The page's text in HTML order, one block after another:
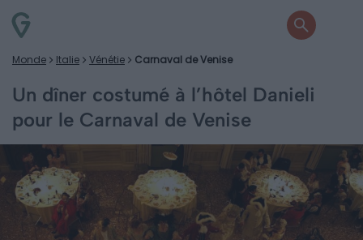
Monde Italie Vénétie Carnaval de Venise
Un dîner costumé à l’hôtel Danieli
pour le Carnaval de Venise